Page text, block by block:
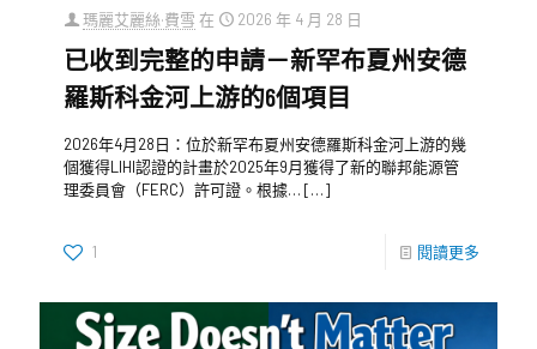
瑪麗艾麗絲·費雪 在 2026 年 4 月 28 日
已收到完整的申請－新罕布夏州安德
羅斯科金河上游的6個項目
2026年4月28日：位於新罕布夏州安德羅斯科金河上游的幾
個獲得LIHI認證的計畫於2025年9月獲得了新的聯邦能源管
理委員會（FERC）許可證。根據… […]
1 閱讀更多